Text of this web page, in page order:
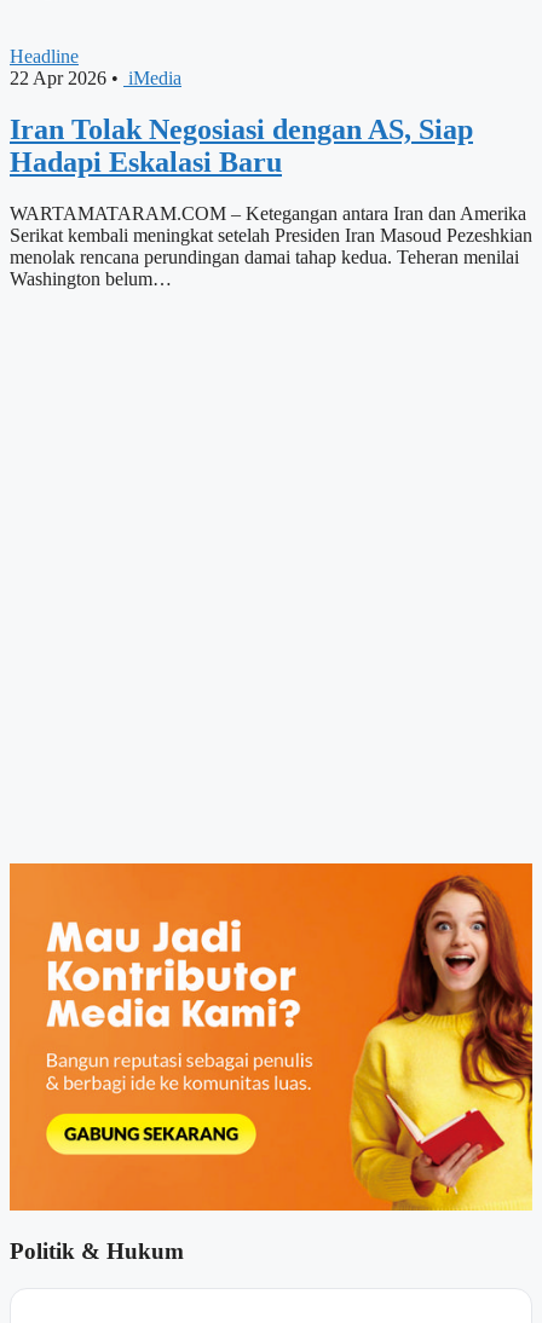
Headline
22 Apr 2026 • iMedia
Iran Tolak Negosiasi dengan AS, Siap
Hadapi Eskalasi Baru
WARTAMATARAM.COM – Ketegangan antara Iran dan Amerika
Serikat kembali meningkat setelah Presiden Iran Masoud Pezeshkian
menolak rencana perundingan damai tahap kedua. Teheran menilai
Washington belum…
Politik & Hukum